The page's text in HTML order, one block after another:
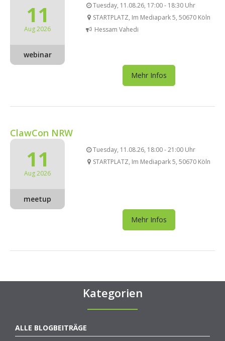
11
Aug 2026
webinar
Tuesday, 11.08.26, 17:00 - 18:30 Uhr
STARTPLATZ, Im Mediapark 5, 50670 Köln
Hessam Vahedi
Mehr Infos
ClawCon NRW
11
Aug 2026
meetup
Tuesday, 11.08.26, 18:00 - 21:00 Uhr
STARTPLATZ, Im Mediapark 5, 50670 Köln
Mehr Infos
Kategorien
ALLE BLOGBEITRÄGE